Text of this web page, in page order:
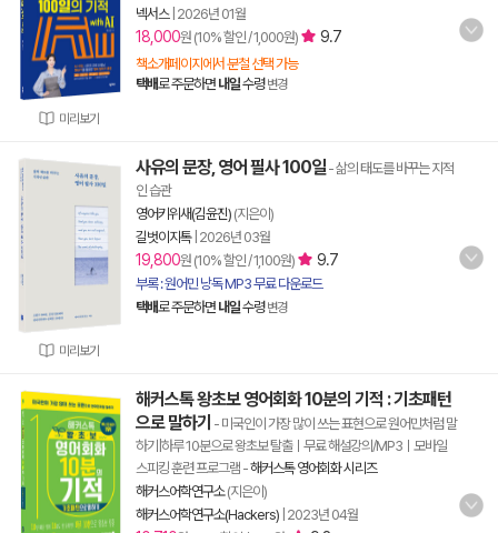
미리보기
넥서스| 2026년 01월
18,000원 (10% 할인 / 1,000원) 9.7
책소개페이지에서 분철 선택 가능
택배로 주문하면 내일수령 변경
미리보기
사유의 문장, 영어 필사 100일 - 삶의 태도를 바꾸는 지적
인 습관
영어키위새(김윤진) (지은이)
길벗이지톡| 2026년 03월
19,800원 (10% 할인 / 1,100원) 9.7
부록 : 원어민 낭독 MP3 무료 다운로드
택배로 주문하면 내일수령 변경
해커스톡 왕초보 영어회화 10분의 기적 : 기초패턴
으로 말하기 - 미국인이 가장 많이 쓰는 표현으로 원어민처럼 말
하기|하루 10분으로 왕초보 탈출ㅣ무료 해설강의/MP3ㅣ모바일
스피킹 훈련 프로그램 -해커스톡 영어회화 시리즈
해커스어학연구소(지은이)
해커스어학연구소(Hackers) 2023년 04월